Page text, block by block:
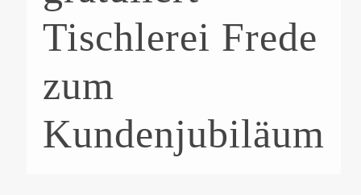
Tischlerei Frede
zum
Kundenjubiläum